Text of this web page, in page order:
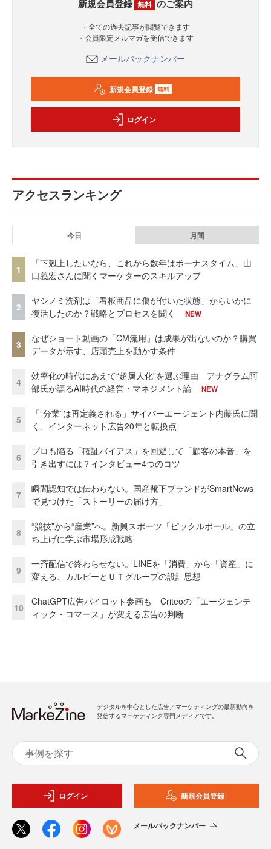
新規会員登録 無料 のご案内
・全ての過去記事が閲覧できます
・会員限定メルマガを受信できます
メールバックナンバー
新規会員登録 無料
ログイン
アクセスランキング
今日 月間
1
「下剋上したいなら、これから数年はボーナスタイム」山
口義宏さんに聞くマーケターのスキルアップ
2
ヤシノミ洗剤は「看板商品に傷が付いた状態」からいかに
復活したのか？戦略とプロセスを聞く
NEW
3
なぜショート動画の「CM流用」は成果が出ないのか？購買
データが示す、店頭売上を動かす条件
4
効率化の時代にあえて“超属人化”を選ぶ理由 アナグラム阿
部氏が語るAI時代の経営・マネジメント論
NEW
5
「“分業”は再定義される」サイバーエージェント内藤氏に聞
く、インターネット広告20年と転換点
6
プロも陥る「確証バイアス」を回避して「顧客の本音」を
引き出すには？インタビュー4つのコツ
7
瞬間認知では伝わらない。国産靴下ブランドがSmartNews
で見つけた「ストーリーの届け方」
8
“競技”から“産業”へ。新興スポーツ「ピックルボール」の立
ち上げに学ぶ市場形成戦略
9
一斉配信で終わらせない。LINEを「消費」から「資産」に
変える、カルビーとＵＴグループの設計思想
10
ChatGPT広告パイロット参画も Criteoの「エージェンテ
ィック・コマース」が変える広告の判断
デジタルを中心とした広告／マーケティングの最新動向を
発信するマーケティング専門メディアです。
ログイン 新規会員登録
メールバックナンバー